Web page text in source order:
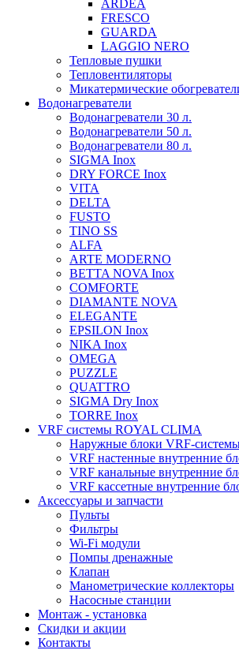
ARDEA
FRESCO
GUARDA
LAGGIO NERO
Тепловые пушки
Тепловентиляторы
Микатермические
Водонагреватели
Водонагреватели 30 л.
Водонагреватели 50 л.
Водонагреватели 80 л.
SIGMA Inox
DRY FORCE Inox
VITA
DELTA
FUSTO
TINO SS
ALFA
ARTE MODERNO
BETTA NOVA Inox
COMFORTE
DIAMANTE NOVA
ELEGANTE
EPSILON Inox
NIKA Inox
OMEGA
PUZZLE
QUATTRO
SIGMA Dry Inox
TORRE Inox
VRF системы ROYAL CLIMA
Наружные блоки VRF-
VRF настенные внутренние
VRF канальные внутренние
VRF кассетные внутренние
Аксессуары и запчасти
Пульты
Фильтры
Wi-Fi модули
Помпы дренажные
Клапан
Манометрические коллекторы
Насосные станции
Монтаж - установка
Скидки и акции
Контакты